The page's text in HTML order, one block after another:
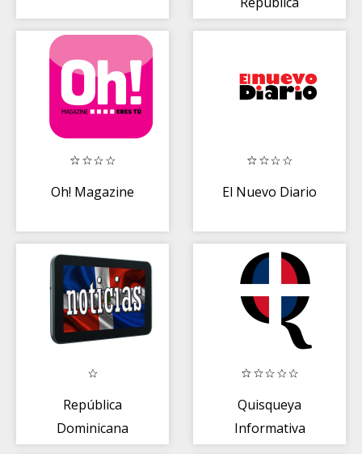
Oh! Magazine El Nuevo Diario
República
Dominicana
Quisqueya
Informativa